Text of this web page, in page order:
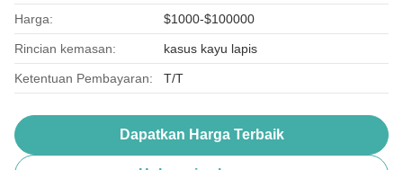
Harga: $1000-$100000
Rincian kemasan: kasus kayu lapis
Ketentuan Pembayaran: T/T
Dapatkan Harga Terbaik